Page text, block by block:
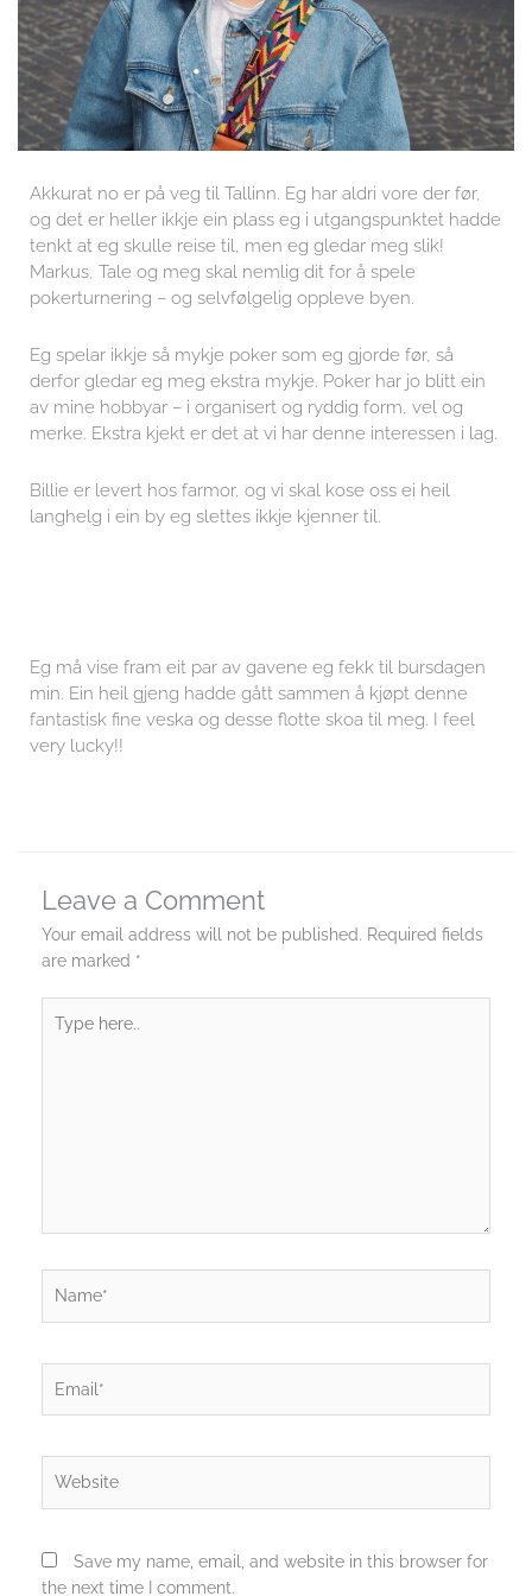
Akkurat no er på veg til Tallinn. Eg har aldri vore der før,
og det er heller ikkje ein plass eg i utgangspunktet hadde
tenkt at eg skulle reise til, men eg gledar meg slik!
Markus, Tale og meg skal nemlig dit for å spele
pokerturnering – og selvfølgelig oppleve byen.
Eg spelar ikkje så mykje poker som eg gjorde før, så
derfor gledar eg meg ekstra mykje. Poker har jo blitt ein
av mine hobbyar – i organisert og ryddig form, vel og
merke. Ekstra kjekt er det at vi har denne interessen i lag.
Billie er levert hos farmor, og vi skal kose oss ei heil
langhelg i ein by eg slettes ikkje kjenner til.
Eg må vise fram eit par av gavene eg fekk til bursdagen
min. Ein heil gjeng hadde gått sammen å kjøpt denne
fantastisk fine veska og desse flotte skoa til meg. I feel
very lucky!!
Leave a Comment
Your email address will not be published. Required fields
are marked *
here..
Save my name, email, and website in this browser for
the next time I comment.